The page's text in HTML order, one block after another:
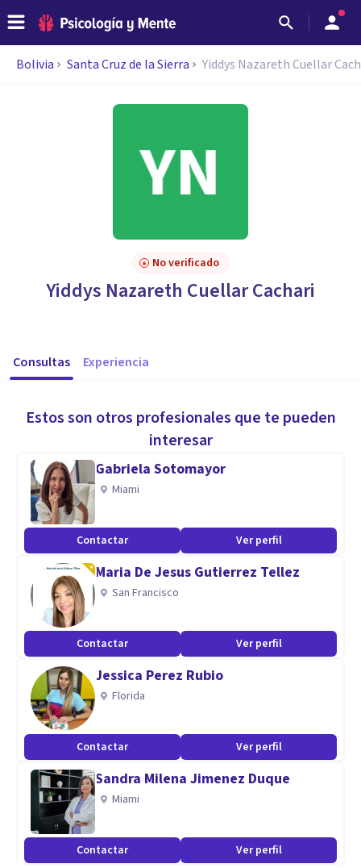
Bolivia Santa Cruz de la Sierra Yiddys Nazareth Cuellar
No verificado
Yiddys Nazareth Cuellar Cachari
Consultas Experiencia
Estos son otros profesionales que te pueden
interesar
Gabriela Sotomayor
Miami
Contactar Ver perfil
Maria De Jesus Gutierrez Tellez
San Francisco
Contactar Ver perfil
Jessica Perez Rubio
Florida
Contactar Ver perfil
Sandra Milena Jimenez Duque
Miami
Contactar Ver perfil